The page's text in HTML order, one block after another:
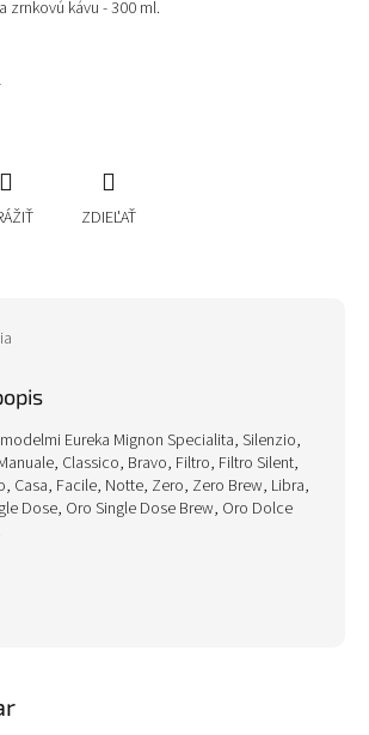
zrnkovú kávu - 300 ml.
ZDIEĽAŤ
Eureka Mignon Specialita, Silenzio,
Classico, Bravo, Filtro, Filtro Silent,
Casa, Facile, Notte, Zero, Zero Brew, Libra,
Dose, Oro Single Dose Brew, Oro Dolce